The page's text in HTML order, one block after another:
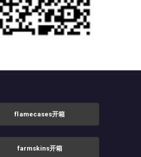
flamecases开箱
farmskins开箱